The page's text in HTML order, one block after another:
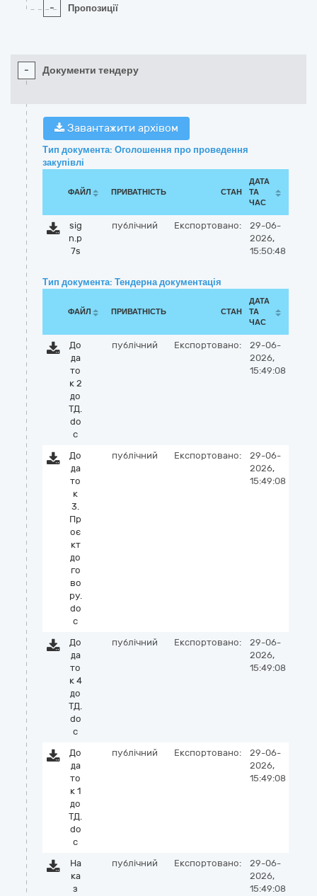
- Пропозиції
- Документи тендеру
Завантажити архівом
Тип документа: Оголошення про проведення
закупівлі
ФАЙЛ ПРИВАТНІСТЬ СТАН
ДАТА
ТА
ЧАС
sig
n.p
7s
публічний Експортовано:
29-06-
2026,
15:50:48
Тип документа: Тендерна документація
ФАЙЛ ПРИВАТНІСТЬ СТАН
ДАТА
ТА
ЧАС
До
да
то
к 2
до
ТД.
do
c
публічний Експортовано:
29-06-
2026,
15:49:08
До
да
то
к
3.
Пр
оє
кт
до
го
во
ру.
do
c
публічний Експортовано:
29-06-
2026,
15:49:08
До
да
то
к 4
до
ТД.
do
c
публічний Експортовано:
29-06-
2026,
15:49:08
До
да
то
к 1
до
ТД.
do
c
публічний Експортовано:
29-06-
2026,
15:49:08
На
ка
з
публічний Експортовано:
29-06-
2026,
15:49:08